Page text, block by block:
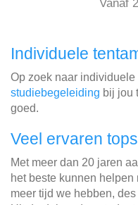
Vanaf
Individuele
Op zoek naar
studiebegeleiding bij jou
goed.
Veel ervaren
Met meer dan 20 jaren
het beste kunnen
meer tijd we hebben,